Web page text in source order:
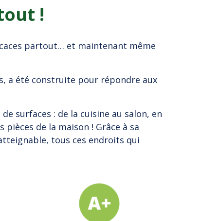
!
partout… et maintenant même
a été construite pour répondre aux
surfaces : de la cuisine au salon, en
de la maison ! Grâce à sa
tous ces endroits qui